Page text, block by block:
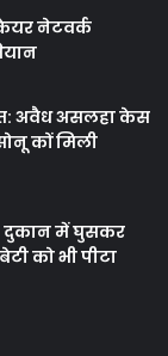
नेटवर्क
अवैध असलहा केस
कों मिली
दुकान में घुसकर
को भी पीटा